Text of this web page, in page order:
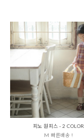
피노 원피스 - 2 COLOR
M 빠른배송 !